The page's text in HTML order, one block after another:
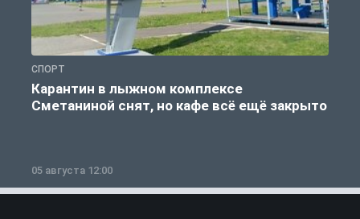
СПОРТ
Карантин в лыжном комплексе
Сметаниной снят, но кафе всё ещё закрыто
05 августа 12:00